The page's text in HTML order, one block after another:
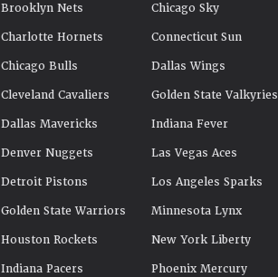
Brooklyn Nets
Charlotte Hornets
Chicago Bulls
Cleveland Cavaliers
Dallas Mavericks
Denver Nuggets
Detroit Pistons
Golden State Warriors
Houston Rockets
Indiana Pacers
Chicago Sky
Connecticut Sun
Dallas Wings
Golden State Valkyries
Indiana Fever
Las Vegas Aces
Los Angeles Sparks
Minnesota Lynx
New York Liberty
Phoenix Mercury